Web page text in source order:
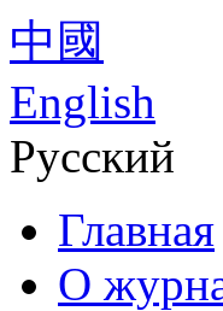
中國
English
Русский
Главная
О